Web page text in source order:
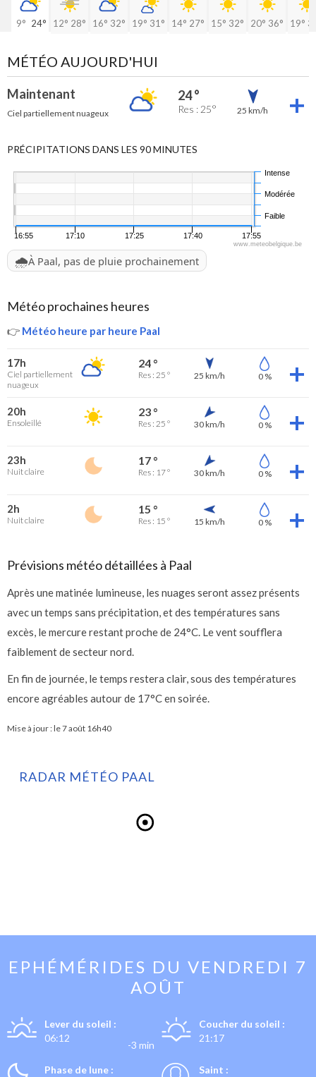
9° 24° 12° 28° 16° 32° 19° 31° 14° 27° 15° 32° 20° 36° 19°
MÉTÉO AUJOURD'HUI
Maintenant
Ciel partiellement nuageux
24 °
Res : 25° 25 km/h
PRÉCIPITATIONS DANS LES 90 MINUTES
16:55 17:10 17:25 17:40 17:55
Faible
Modérée
Intense
www.meteobelgique.be
🌧️À Paal, pas de pluie prochainement
Météo prochaines heures
👉 Météo heure par heure Paal
17h
Ciel partiellement
nuageux
24 °
Res : 25 ° 25 km/h 0 %
20h
Ensoleillé
23 °
Res : 25 ° 30 km/h 0 %
23h
Nuit claire
17 °
Res : 17 ° 30 km/h 0 %
2h
Nuit claire
15 °
Res : 15 ° 15 km/h 0 %
Prévisions météo détaillées à Paal
Après une matinée lumineuse, les nuages seront assez présents
avec un temps sans précipitation, et des températures sans
excès, le mercure restant proche de 24°C. Le vent soufflera
faiblement de secteur nord.
En fin de journée, le temps restera clair, sous des températures
encore agréables autour de 17°C en soirée.
Mise à jour : le7 août 16h40
RADAR MÉTÉO PAAL
EPHÉMÉRIDES DU VENDREDI 7
AOÛT
Lever du soleil :
06:12
-3 min
Coucher du soleil :
21:17
Phase de lune :
Saint :